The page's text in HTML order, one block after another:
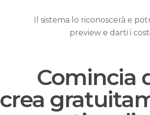
Il sistema lo riconoscerà e
preview e darti i
Comincia
crea